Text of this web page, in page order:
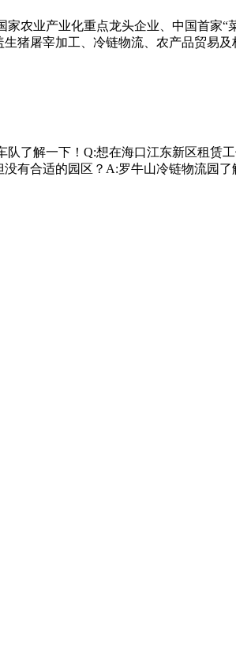
农业产业化重点龙头企业、中国首
猪屠宰加工、冷链物流、农产品贸易
了解一下！Q:想在海口江东新区租赁
有合适的园区？A:罗牛山冷链物流园